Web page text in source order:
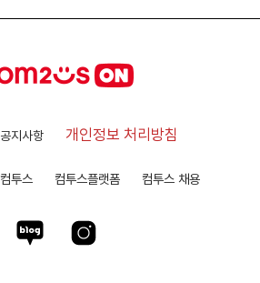
공지사항 개인정보 처리방침
컴투스 컴투스플랫폼 컴투스 채용